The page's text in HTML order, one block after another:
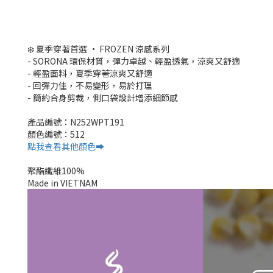
❄️ 夏季穿著首選 • FROZEN 涼感系列
- SORONA 環保材質，彈力卓越、輕盈透氣，涼爽又舒適
- 輕盈面料，夏季穿著涼爽又舒適
- 回彈力佳，不易變形，易於打理
- 簡約合身剪裁，側口袋設計增添細節感
產品編號：N252WPT191
顏色編號：512
點我查看其他顏色➡️
聚酯纖維100%
Made in VIETNAM